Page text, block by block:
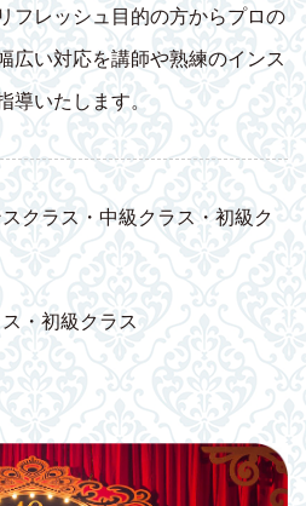
フレッシュ目的の方からプロの
広い対応を講師や熟練のインス
導いたします。
クラス・中級クラス・初級ク
・初級クラス